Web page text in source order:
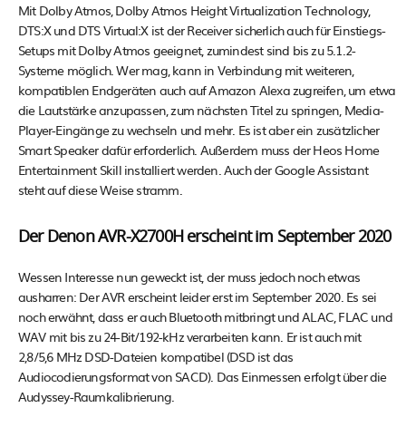
Mit Dolby Atmos, Dolby Atmos Height Virtualization Technology,
DTS:X und DTS Virtual:X ist der Receiver sicherlich auch für Einstiegs-
Setups mit Dolby Atmos geeignet, zumindest sind bis zu 5.1.2-
Systeme möglich. Wer mag, kann in Verbindung mit weiteren,
kompatiblen Endgeräten auch auf Amazon Alexa zugreifen, um etwa
die Lautstärke anzupassen, zum nächsten Titel zu springen, Media-
Player-Eingänge zu wechseln und mehr. Es ist aber ein zusätzlicher
Smart Speaker dafür erforderlich. Außerdem muss der Heos Home
Entertainment Skill installiert werden. Auch der Google Assistant
steht auf diese Weise stramm.
Der Denon AVR-X2700H erscheint im September 2020
Wessen Interesse nun geweckt ist, der muss jedoch noch etwas
ausharren: Der AVR erscheint leider erst im September 2020. Es sei
noch erwähnt, dass er auch Bluetooth mitbringt und ALAC, FLAC und
WAV mit bis zu 24-Bit/192-kHz verarbeiten kann. Er ist auch mit
2,8/5,6 MHz DSD-Dateien kompatibel (DSD ist das
Audiocodierungsformat von SACD). Das Einmessen erfolgt über die
Audyssey-Raumkalibrierung.